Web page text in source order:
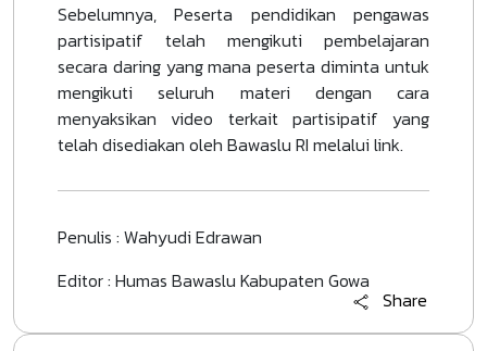
Sebelumnya, Peserta pendidikan pengawas
partisipatif telah mengikuti pembelajaran
secara daring yang mana peserta diminta untuk
mengikuti seluruh materi dengan cara
menyaksikan video terkait partisipatif yang
telah disediakan oleh Bawaslu RI melalui link.
Penulis : Wahyudi Edrawan
Editor : Humas Bawaslu Kabupaten Gowa
Share